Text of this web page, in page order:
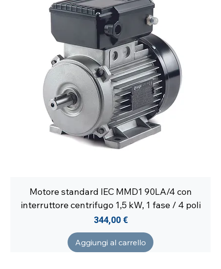
Motore standard IEC MMD1 90LA/4 con
interruttore centrifugo 1,5 kW, 1 fase / 4 poli
Prezzo
344,00 €
Aggiungi al carrello